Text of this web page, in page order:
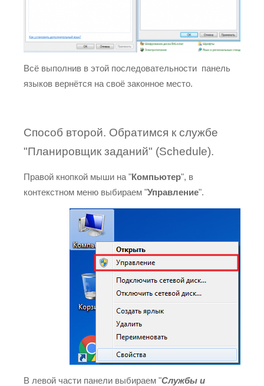
Всё выполнив в этой последовательности панель
языков вернётся на своё законное место.
Способ второй. Обратимся к службе
"Планировщик заданий" (Schedule).
Правой кнопкой мыши на "Компьютер", в
контекстном меню выбираем "Управление".
В левой части панели выбираем "Службы и